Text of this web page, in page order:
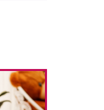
2 tuổi bị táo